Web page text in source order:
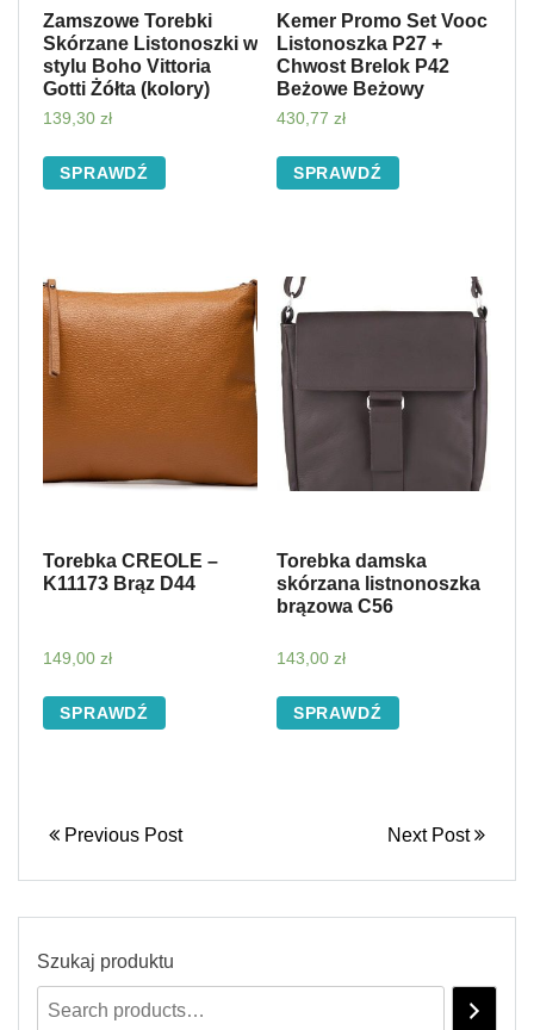
Zamszowe Torebki
Skórzane Listonoszki w
stylu Boho Vittoria
Gotti Żółta (kolory)
139,30 zł
SPRAWDŹ
Kemer Promo Set Vooc
Listonoszka P27 +
Chwost Brelok P42
Beżowe Beżowy
430,77 zł
SPRAWDŹ
Torebka CREOLE –
K11173 Brąz D44
149,00 zł
SPRAWDŹ
Torebka damska
skórzana listnonoszka
brązowa C56
143,00 zł
SPRAWDŹ
Previous Post Next Post
Szukaj produktu